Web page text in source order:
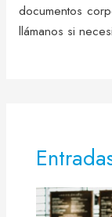
documentos
llámanos si